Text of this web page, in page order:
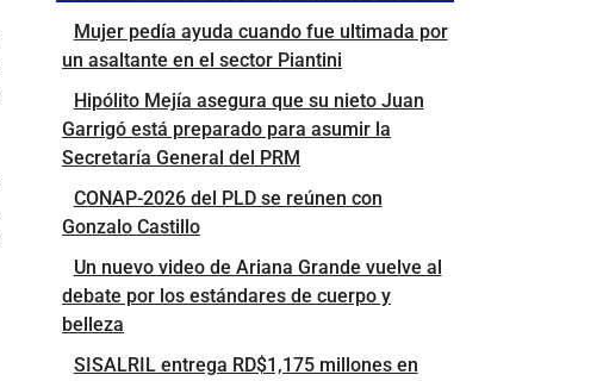
Mujer pedía ayuda cuando fue ultimada por
un asaltante en el sector Piantini
Hipólito Mejía asegura que su nieto Juan
Garrigó está preparado para asumir la
Secretaría General del PRM
CONAP-2026 del PLD se reúnen con
Gonzalo Castillo
Un nuevo video de Ariana Grande vuelve al
debate por los estándares de cuerpo y
belleza
SISALRIL entrega RD$1,175 millones en